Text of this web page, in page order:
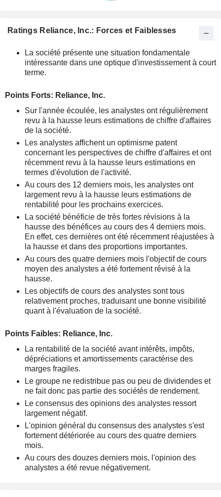
Ratings Reliance, Inc.: Forces et Faiblesses
La société présente une situation fondamentale
intéressante dans une optique d'investissement à court
terme.
Points Forts: Reliance, Inc.
Sur l'année écoulée, les analystes ont régulièrement
revu à la hausse leurs estimations de chiffre d'affaires
de la société.
Les analystes affichent un optimisme patent
concernant les perspectives de chiffre d'affaires et ont
récemment revu à la hausse leurs estimations en
termes d'évolution de l'activité.
Au cours des 12 derniers mois, les analystes ont
largement revu à la hausse leurs estimations de
rentabilité pour les prochains exercices.
La société bénéficie de très fortes révisions à la
hausse des bénéfices au cours des 4 derniers mois.
En effet, ces dernières ont été récemment réajustées à
la hausse et dans des proportions importantes.
Au cours des quatre derniers mois l'objectif de cours
moyen des analystes a été fortement révisé à la
hausse.
Les objectifs de cours des analystes sont tous
relativement proches, traduisant une bonne visibilité
quant à l'évaluation de la société.
Points Faibles: Reliance, Inc.
La rentabilité de la société avant intérêts, impôts,
dépréciations et amortissements caractérise des
marges fragiles.
Le groupe ne redistribue pas ou peu de dividendes et
ne fait donc pas partie des sociétés de rendement.
Le consensus des opinions des analystes ressort
largement négatif.
L'opinion général du consensus des analystes s'est
fortement détériorée au cours des quatre derniers
mois.
Au cours des douzes derniers mois, l'opinion des
analystes a été revue négativement.